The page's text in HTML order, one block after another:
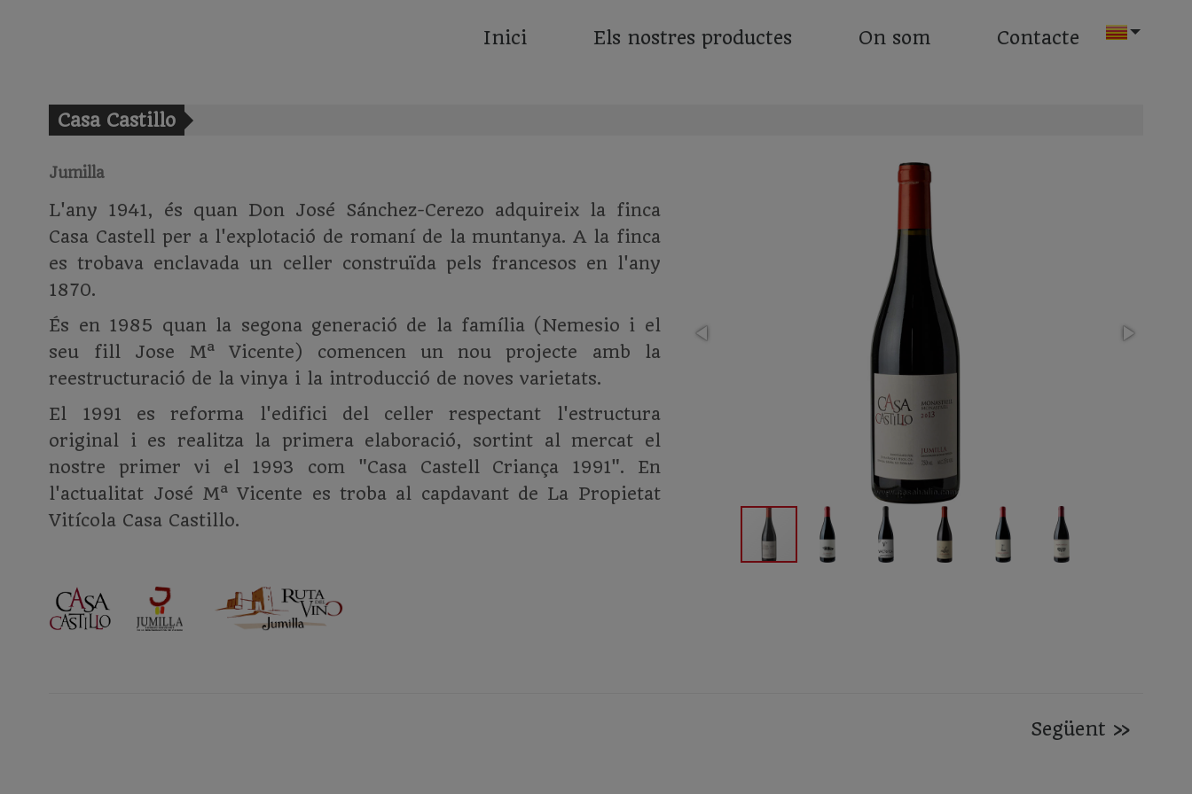
Inici Els nostres productes On som Contacte
Casa Castillo
Jumilla
L'any 1941, és quan Don José Sánchez-Cerezo adquireix la finca
Casa Castell per a l'explotació de romaní de la muntanya. A la finca
es trobava enclavada un celler construïda pels francesos en l'any
1870.
És en 1985 quan la segona generació de la família (Nemesio i el
seu fill Jose Mª Vicente) comencen un nou projecte amb la
reestructuració de la vinya i la introducció de noves varietats.
El 1991 es reforma l'edifici del celler respectant l'estructura
original i es realitza la primera elaboració, sortint al mercat el
nostre primer vi el 1993 com "Casa Castell Criança 1991". En
l'actualitat José Mª Vicente es troba al capdavant de La Propietat
Vitícola Casa Castillo.
Següent »